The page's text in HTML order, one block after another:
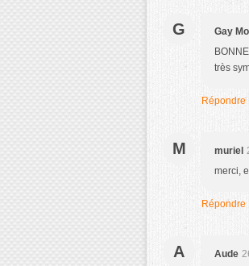
G Gay
très
Répondre
M muriel
merci,
Répondre
A Aude